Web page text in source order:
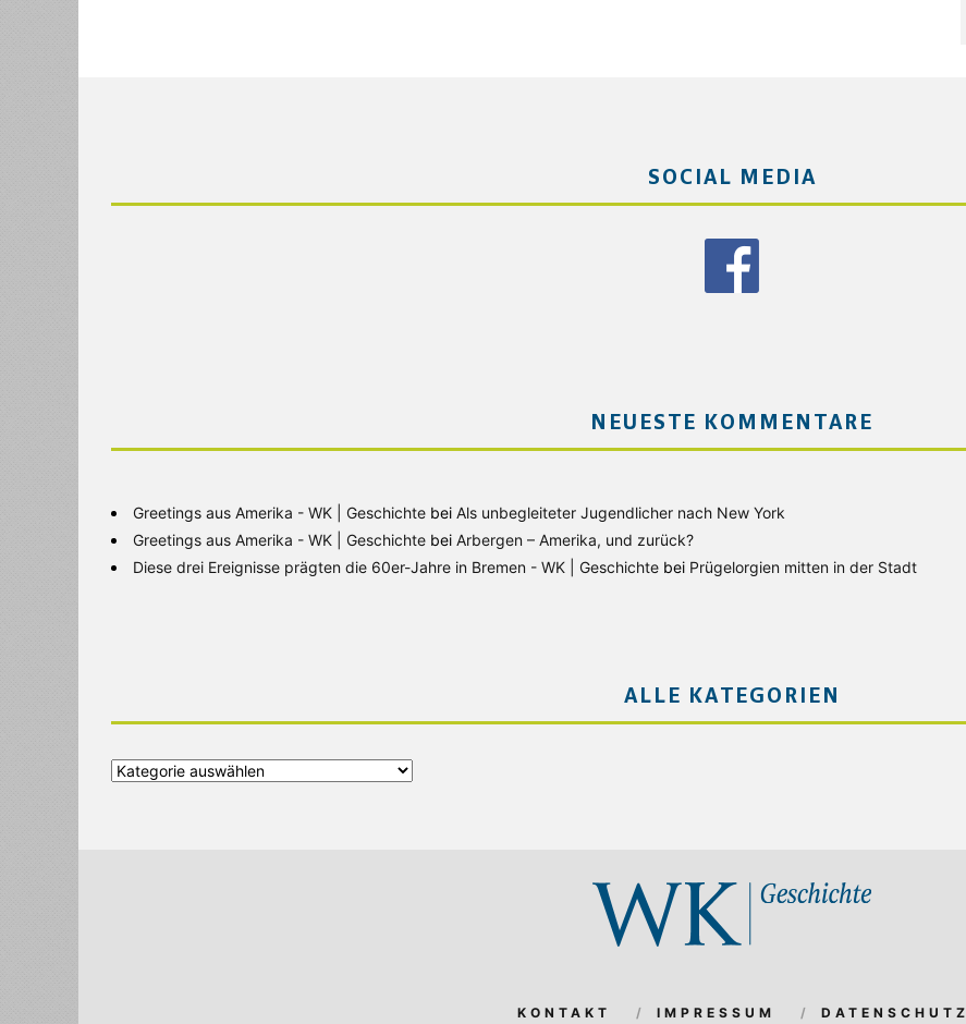
SOCIAL MEDIA
NEUESTE KOMMENTARE
Greetings aus Amerika - WK | Geschichte bei Als unbegleiteter Jugendlicher nach New York
Greetings aus Amerika - WK | Geschichte bei Arbergen – Amerika, und zurück?
Diese drei Ereignisse prägten die 60er-Jahre in Bremen - WK | Geschichte bei Prügelorgien mitten in der Stadt
ALLE KATEGORIEN
Alle
KONTAKT IMPRESSUM DATENSCHUTZ